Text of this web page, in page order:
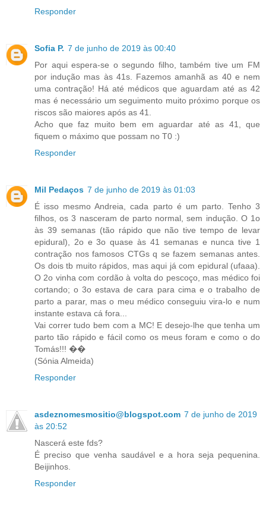
Responder
Sofia P. 7 de junho de 2019 às 00:40
Por aqui espera-se o segundo filho, também tive um FM
por indução mas às 41s. Fazemos amanhã as 40 e nem
uma contração! Há até médicos que aguardam até as 42
mas é necessário um seguimento muito próximo porque os
riscos são maiores após as 41.
Acho que faz muito bem em aguardar até as 41, que
fiquem o máximo que possam no T0 :)
Responder
Mil Pedaços 7 de junho de 2019 às 01:03
É isso mesmo Andreia, cada parto é um parto. Tenho 3
filhos, os 3 nasceram de parto normal, sem indução. O 1o
às 39 semanas (tão rápido que não tive tempo de levar
epidural), 2o e 3o quase às 41 semanas e nunca tive 1
contração nos famosos CTGs q se fazem semanas antes.
Os dois tb muito rápidos, mas aqui já com epidural (ufaaa).
O 2o vinha com cordão à volta do pescoço, mas médico foi
cortando; o 3o estava de cara para cima e o trabalho de
parto a parar, mas o meu médico conseguiu vira-lo e num
instante estava cá fora...
Vai correr tudo bem com a MC! E desejo-lhe que tenha um
parto tão rápido e fácil como os meus foram e como o do
Tomás!!! ��
(Sónia Almeida)
Responder
asdeznomesmositio@blogspot.com 7 de junho de 2019
às 20:52
Nascerá este fds?
É preciso que venha saudável e a hora seja pequenina.
Beijinhos.
Responder